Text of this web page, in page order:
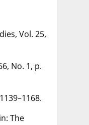
Vol. 25,
No. 1, p.
The